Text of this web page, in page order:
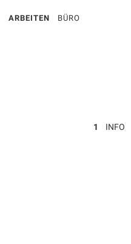
ARBEITEN
BÜRO
1 INFO